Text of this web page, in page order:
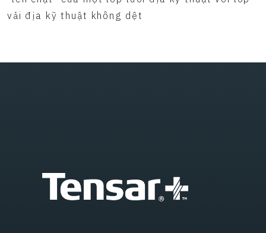
vải địa kỹ thuật không dệt